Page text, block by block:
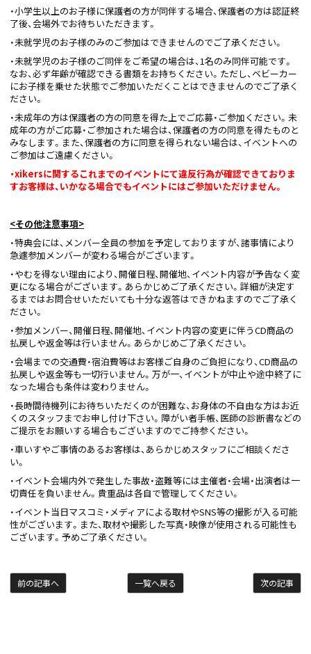
・小学生以上のお子様に保護者の方が同伴する場合、保護者の方は認証終
了後、会場外でお待ちいただきます。
・未就学児のお子様のみのご参加はできませんのでご了承ください。
・未就学児のお子様のご同伴をご希望の場合は、1名のみ同伴可能です。
なお、必ず年齢が確認できる書類をお持ちください。ただし、ベビーカー
にお子様を乗せた状態でご参加いただくことはできませんのでご了承く
ださい。
・未成年の方は保護者の方の同意を得た上でご応募・ご参加ください。未
成年の方がご応募・ご参加された場合は、保護者の方の同意を得たものと
みなします。また、保護者の方に同意を得られない場合は、イベントへの
ご参加はご遠慮ください。
・xikersに関するこれまでのイベントにて違反行為が確認できておりま
すお客様は、いかなる場合でもイベントにはご参加いただけません。
<その他注意事項>
・特典会には、メンバー全員の参加を予定しておりますが、諸事情により
急遽参加メンバーが変わる場合がございます。
・やむを得ない理由により、開催日程、開催地、イベント内容が予告なく変
更になる場合がございます。あらかじめご了承ください。詳細が決定す
るまではお問合せいただいても十分な返答はできかねますのでご了承く
ださい。
・参加メンバー、開催日程、開催地、イベント内容の変更に伴うCD商品の
払戻しや返金等は行いません。あらかじめご了承ください。
・会場までの交通費・宿泊費等はお客様ご自身のご負担になり、CD商品の
払戻しや返金等も一切行いません。万が一、イベントが中止や途中終了に
なった場合も条件は変わりません。
・長時間待機列にお待ちいただくのが困難な、お身体の不自由な方はお近
くのスタッフまでお申し付け下さい。障がい者手帳、医師の診断書などの
ご提示をお願いする場合もございますのでご持参ください。
・車いすやご事情のあるお客様は、あらかじめスタッフにご相談くださ
い。
・イベント会場内外で発生した事故・盗難等には主催者・会場・出演者は一
切責任を負いません。貴重品は各自で管理してください。
・イベント当日マスコミ・メディアによる取材やSNS等の撮影が入る可能
性がございます。また、取材や撮影した写真・映像が使用される可能性も
ございます。予めご了承ください。
次の記事
一覧へ戻る
前の記事へ